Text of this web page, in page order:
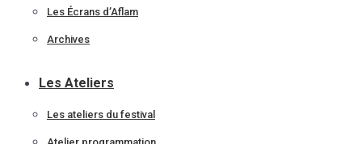
Les Écrans d’Aflam
Archives
Les Ateliers
Les ateliers du festival